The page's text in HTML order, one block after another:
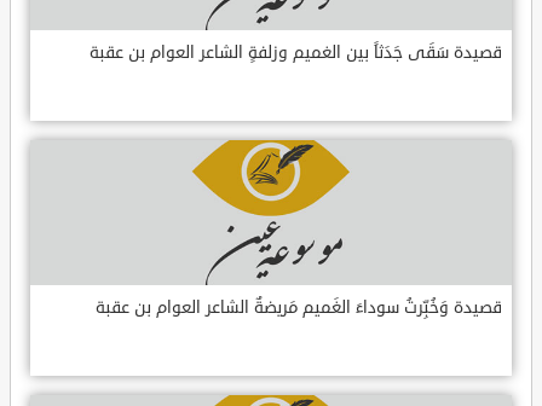
قصيدة سَقَى جَدَثاً بين الغميم وزلفةٍ الشاعر العوام بن عقبة
قصيدة وَخُبِّرتُ سوداءَ الغَميم مَريضةٌ الشاعر العوام بن عقبة